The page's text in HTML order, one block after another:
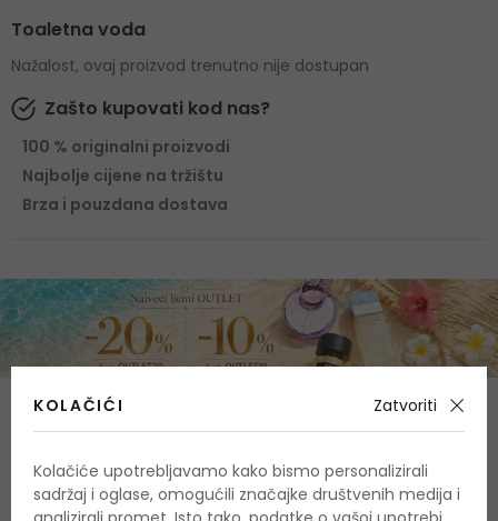
Toaletna voda
Nažalost, ovaj proizvod trenutno nije dostupan
Zašto kupovati kod nas?
100 % originalni proizvodi
Najbolje cijene na tržištu
Brza i pouzdana dostava
Sastav
Gornje note
rabarbara, naranča, metvica, mandarinova narančina
aroma, limun verbena
KOLAČIĆI Zatvoriti
Kolačiće upotrebljavamo kako bismo personalizirali
sadržaj i oglase, omogućili značajke društvenih medija i